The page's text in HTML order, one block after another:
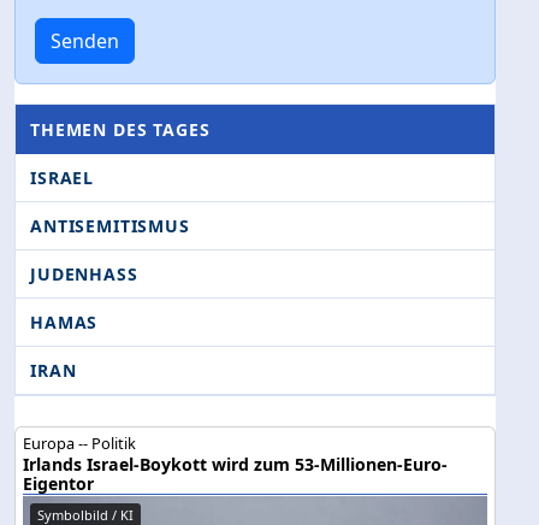
Senden
THEMEN DES TAGES
ISRAEL
ANTISEMITISMUS
JUDENHASS
HAMAS
IRAN
Europa -- Politik
Irlands Israel-Boykott wird zum 53-Millionen-Euro-
Eigentor
Symbolbild / KI